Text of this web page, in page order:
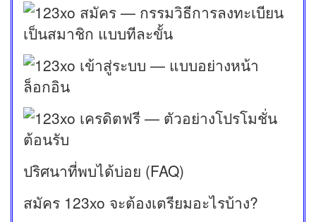
ปริศนาที่พบได้บ่อย (FAQ)
สมัคร 123xo จะต้องเตรียมอะไรบ้าง?